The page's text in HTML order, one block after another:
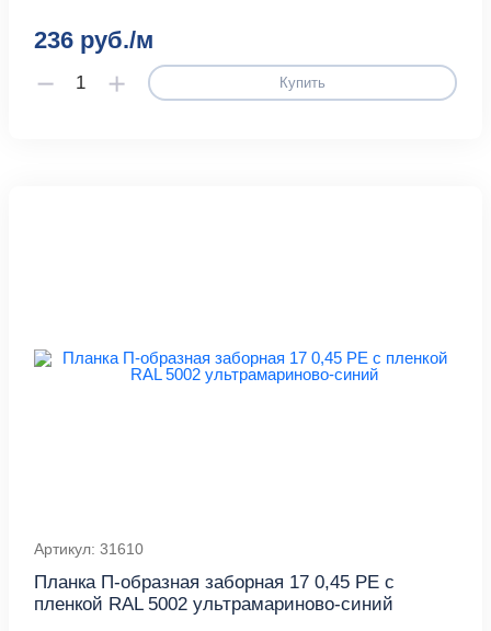
236 руб./м
Купить
Артикул: 31610
Планка П-образная заборная 17 0,45 PE с
пленкой RAL 5002 ультрамариново-синий